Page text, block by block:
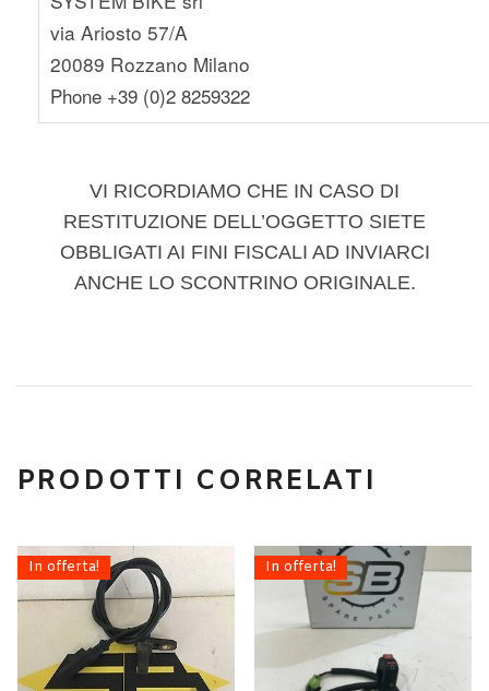
via Ariosto 57/A
20089 Rozzano Milano
Phone +39 (0)2 8259322
VI RICORDIAMO CHE IN CASO DI
RESTITUZIONE DELL’OGGETTO SIETE
OBBLIGATI AI FINI FISCALI AD INVIARCI
ANCHE LO SCONTRINO ORIGINALE.
PRODOTTI CORRELATI
In offerta! In offerta!